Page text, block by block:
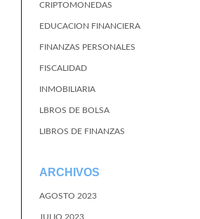
CRIPTOMONEDAS
EDUCACION FINANCIERA
FINANZAS PERSONALES
FISCALIDAD
INMOBILIARIA
LBROS DE BOLSA
LIBROS DE FINANZAS
ARCHIVOS
AGOSTO 2023
JULIO 2023